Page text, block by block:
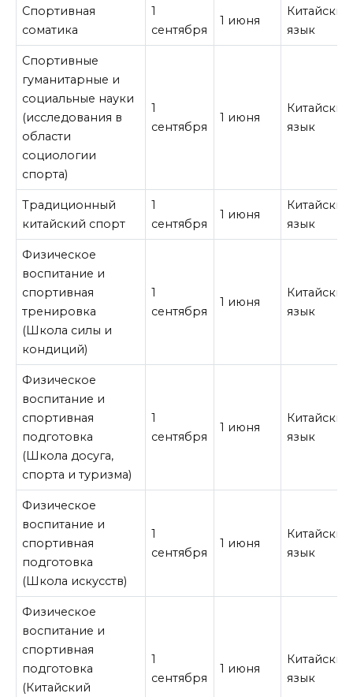
Спортивная
соматика
1
сентября
1 июня
Китайский
язык
Спортивные
гуманитарные и
социальные науки
(исследования в
области
социологии
спорта)
1
сентября
1 июня
Китайский
язык
Традиционный
китайский спорт
1
сентября
1 июня
Китайский
язык
Физическое
воспитание и
спортивная
тренировка
(Школа силы и
кондиций)
1
сентября
1 июня
Китайский
язык
Физическое
воспитание и
спортивная
подготовка
(Школа досуга,
спорта и туризма)
1
сентября
1 июня
Китайский
язык
Физическое
воспитание и
спортивная
подготовка
(Школа искусств)
1
сентября
1 июня
Китайский
язык
Физическое
воспитание и
спортивная
подготовка
(Китайский
1
сентября
1 июня
Китайский
язык